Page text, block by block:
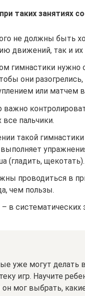
таких занятиях
не должны быть
движений, так и
гимнастики
они
или
важно
пальчики.
такой
(гладить, щекотать).
проводиться в
чем пользы.
– в систематических
уже могут
игр. Научите
он мог выбрать,